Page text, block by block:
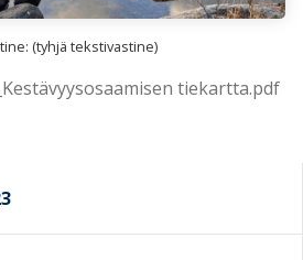
(tyhjä tekstivastine)
tiekartta.pdf